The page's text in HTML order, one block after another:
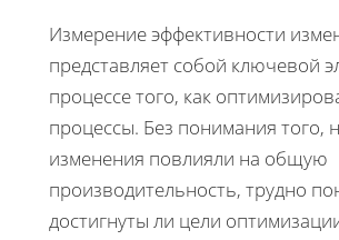
Измерение эффективности
представляет собой ключевой
процессе того, как
процессы. Без понимания того,
изменения повлияли на общую
производительность, трудно
достигнуты ли цели